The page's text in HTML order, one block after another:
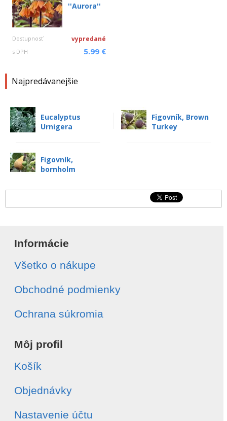
''Aurora''
Dostupnosť vypredané
s DPH 5.99 €
Najpredávanejšie
Eucalyptus
Urnigera
Figovník, Brown
Turkey
Figovník,
bornholm
Informácie
Všetko o nákupe
Obchodné podmienky
Ochrana súkromia
Môj profil
Košík
Objednávky
Nastavenie účtu